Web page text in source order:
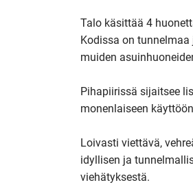
Talo käsittää 4
Kodissa on
muiden
Pihapiirissä sijaitsee
monenlaiseen
Loivasti viettävä,
idyllisen ja
viehätyksestä.